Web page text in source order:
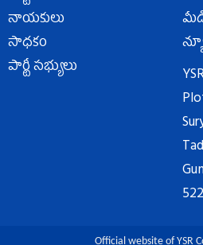
నాయకులు
సాధకం
పార్టీ సభ్యులు
Official website of YSR